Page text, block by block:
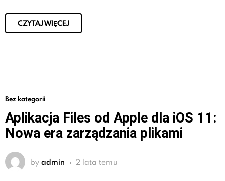
CZYTAJ WIĘCEJ
Bez kategorii
Aplikacja Files od Apple dla iOS 11:
Nowa era zarządzania plikami
by admin 2 lata temu